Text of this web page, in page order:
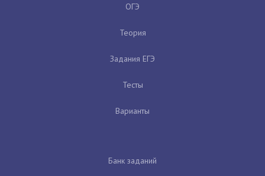
ОГЭ
Теория
Задания ЕГЭ
Тесты
Варианты
Банк заданий